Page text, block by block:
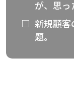
が、 思っ
新規顧客
題。